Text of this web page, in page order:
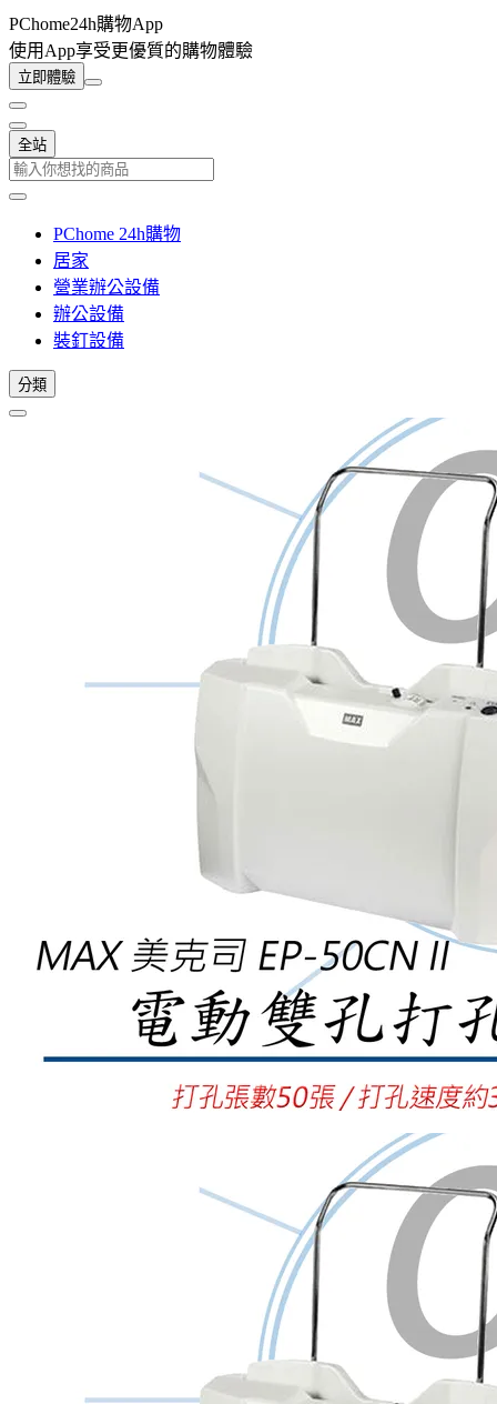
PChome24h購物App
使用App享受更優質的購物體驗
立即體驗
全站
PChome 24h購物
居家
營業辦公設備
辦公設備
裝釘設備
分類